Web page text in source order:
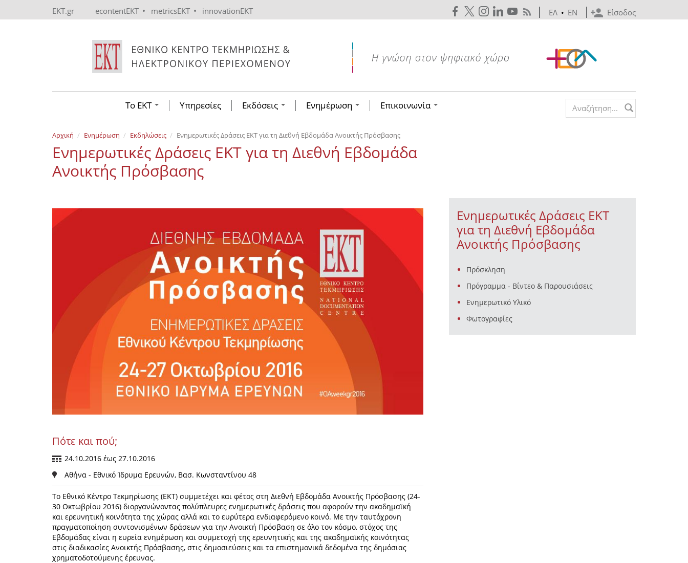
EKT.gr econtentEKT • metricsEKT • innovationEKT Είσοδος
ΕΛ • EN
Το ΕΚΤ Υπηρεσίες Εκδόσεις Ενημέρωση Επικοινωνία Search form
Αρχική Ενημέρωση Εκδηλώσεις Ενημερωτικές Δράσεις ΕΚΤ για τη Διεθνή Εβδομάδα Ανοικτής Πρόσβασης
Ενημερωτικές Δράσεις ΕΚΤ για τη Διεθνή Εβδομάδα
Ανοικτής Πρόσβασης
Πότε και πού;
24.10.2016 έως 27.10.2016
Αθήνα - Εθνικό Ίδρυμα Ερευνών, Bασ. Κωνσταντίνου 48
Tο Εθνικό Κέντρο Τεκμηρίωσης (ΕΚΤ) συμμετέχει και φέτος στη Διεθνή Εβδομάδα Ανοικτής Πρόσβασης (24-
30 Οκτωβρίου 2016) διοργανώνοντας πολύπλευρες ενημερωτικές δράσεις που αφορούν την ακαδημαϊκή
και ερευνητική κοινότητα της χώρας αλλά και το ευρύτερα ενδιαφερόμενο κοινό. Με την ταυτόχρονη
πραγματοποίηση συντονισμένων δράσεων για την Ανοικτή Πρόσβαση σε όλο τον κόσμο, στόχος της
Εβδομάδας είναι η ευρεία ενημέρωση και συμμετοχή της ερευνητικής και της ακαδημαϊκής κοινότητας
στις διαδικασίες Ανοικτής Πρόσβασης, στις δημοσιεύσεις και τα επιστημονικά δεδομένα της δημόσιας
χρηματοδοτούμενης έρευνας.
Ενημερωτικές Δράσεις ΕΚΤ
για τη Διεθνή Εβδομάδα
Ανοικτής Πρόσβασης
Πρόσκληση
Πρόγραμμα - Βίντεο & Παρουσιάσεις
Ενημερωτικό Υλικό
Φωτογραφίες